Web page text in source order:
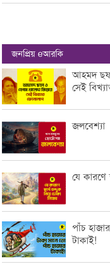
জনপ্রিয় eআরকি
আহমদ
সেই
জলবেশ্যা
যে কারণে
পাঁচ
টাকাই!